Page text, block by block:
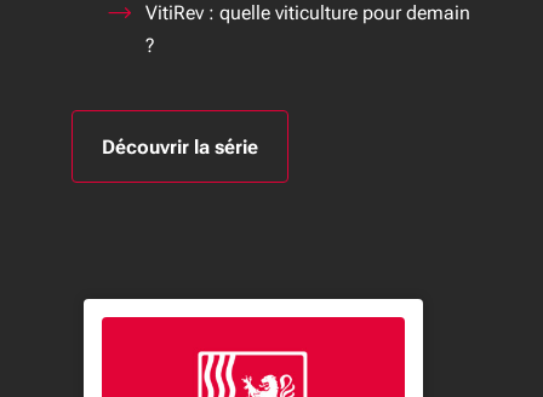
VitiRev : quelle viticulture pour demain
?
Découvrir la série